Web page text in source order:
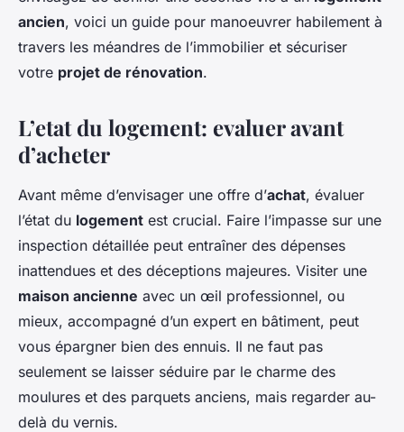
ancien, voici un guide pour manoeuvrer habilement à
travers les méandres de l’immobilier et sécuriser
votre projet de rénovation.
L’etat du logement: evaluer avant
d’acheter
Avant même d’envisager une offre d’achat, évaluer
l’état du logement est crucial. Faire l’impasse sur une
inspection détaillée peut entraîner des dépenses
inattendues et des déceptions majeures. Visiter une
maison ancienne avec un œil professionnel, ou
mieux, accompagné d’un expert en bâtiment, peut
vous épargner bien des ennuis. Il ne faut pas
seulement se laisser séduire par le charme des
moulures et des parquets anciens, mais regarder au-
delà du vernis.